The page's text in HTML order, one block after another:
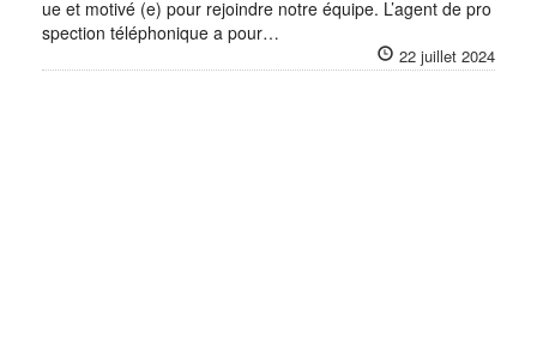
ue et motivé (e) pour rejoindre notre équipe. L’agent de pro
spection téléphonique a pour…
22 juillet 2024